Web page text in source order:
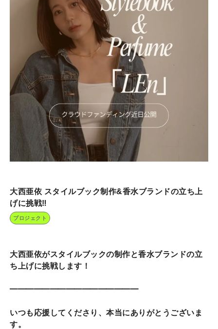
大西亜依 スタイルブック制作&香水ブランドの立ち上
げに挑戦‼️
プロジェクト
大西亜依がスタイルブックの制作と香水ブランドの立
ち上げに挑戦します！
━━━━━━━━━━━━━━━━
いつも応援してくださり、本当にありがとうございま
す。